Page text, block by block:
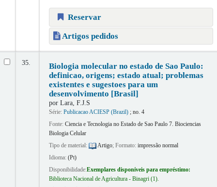
Reservar
Artigos pedidos
35.
Biologia molecular no estado de Sao Paulo:
definicao, origens; estado atual; problemas
existentes e sugestoes para um
desenvolvimento [Brasil]
por Lara, F.J.S
Série: Publicacao ACIESP (Brazil); no. 4
Fonte: Ciencia e Tecnologia no Estado de Sao Paulo 7. Biociencias
Biologia Celular
Tipo de material:
Artigo; Formato: impressão normal
Idioma: (Pt)
Disponibilidade:Exemplares disponíveis para empréstimo:
Biblioteca Nacional de Agricultura - Binagri(1).